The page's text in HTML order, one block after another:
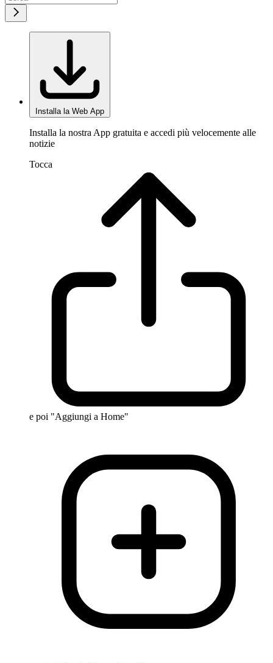
Installa la Web App
Installa la nostra App gratuita e accedi più velocemente alle
notizie
Tocca
e poi "Aggiungi a Home"